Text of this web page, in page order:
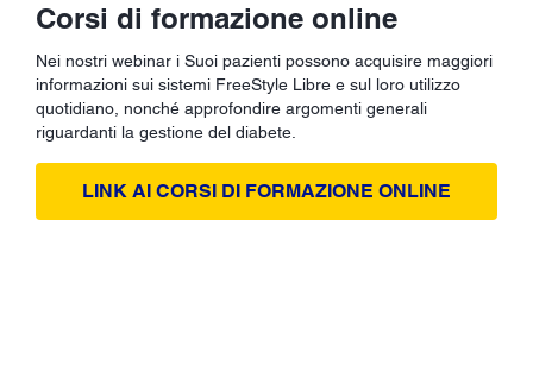
Corsi di formazione online
Nei nostri webinar i Suoi pazienti possono acquisire maggiori
informazioni sui sistemi FreeStyle Libre e sul loro utilizzo
quotidiano, nonché approfondire argomenti generali
riguardanti la gestione del diabete.
LINK AI CORSI DI FORMAZIONE ONLINE